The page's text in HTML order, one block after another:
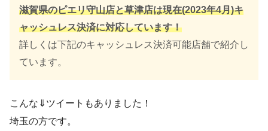
滋賀県のピエリ守山店と草津店は現在(2023年4月)キ
ャッシュレス決済に対応しています！
詳しくは下記のキャッシュレス決済可能店舗で紹介し
ています。
こんな⇓ツイートもありました！
埼玉の方です。